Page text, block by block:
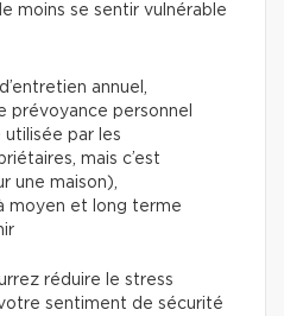
moins se sentir vulnérable
annuel,
prévoyance personnel
utilisée par les
mais c’est
une maison),
moyen et long terme
réduire le stress
sentiment de sécurité